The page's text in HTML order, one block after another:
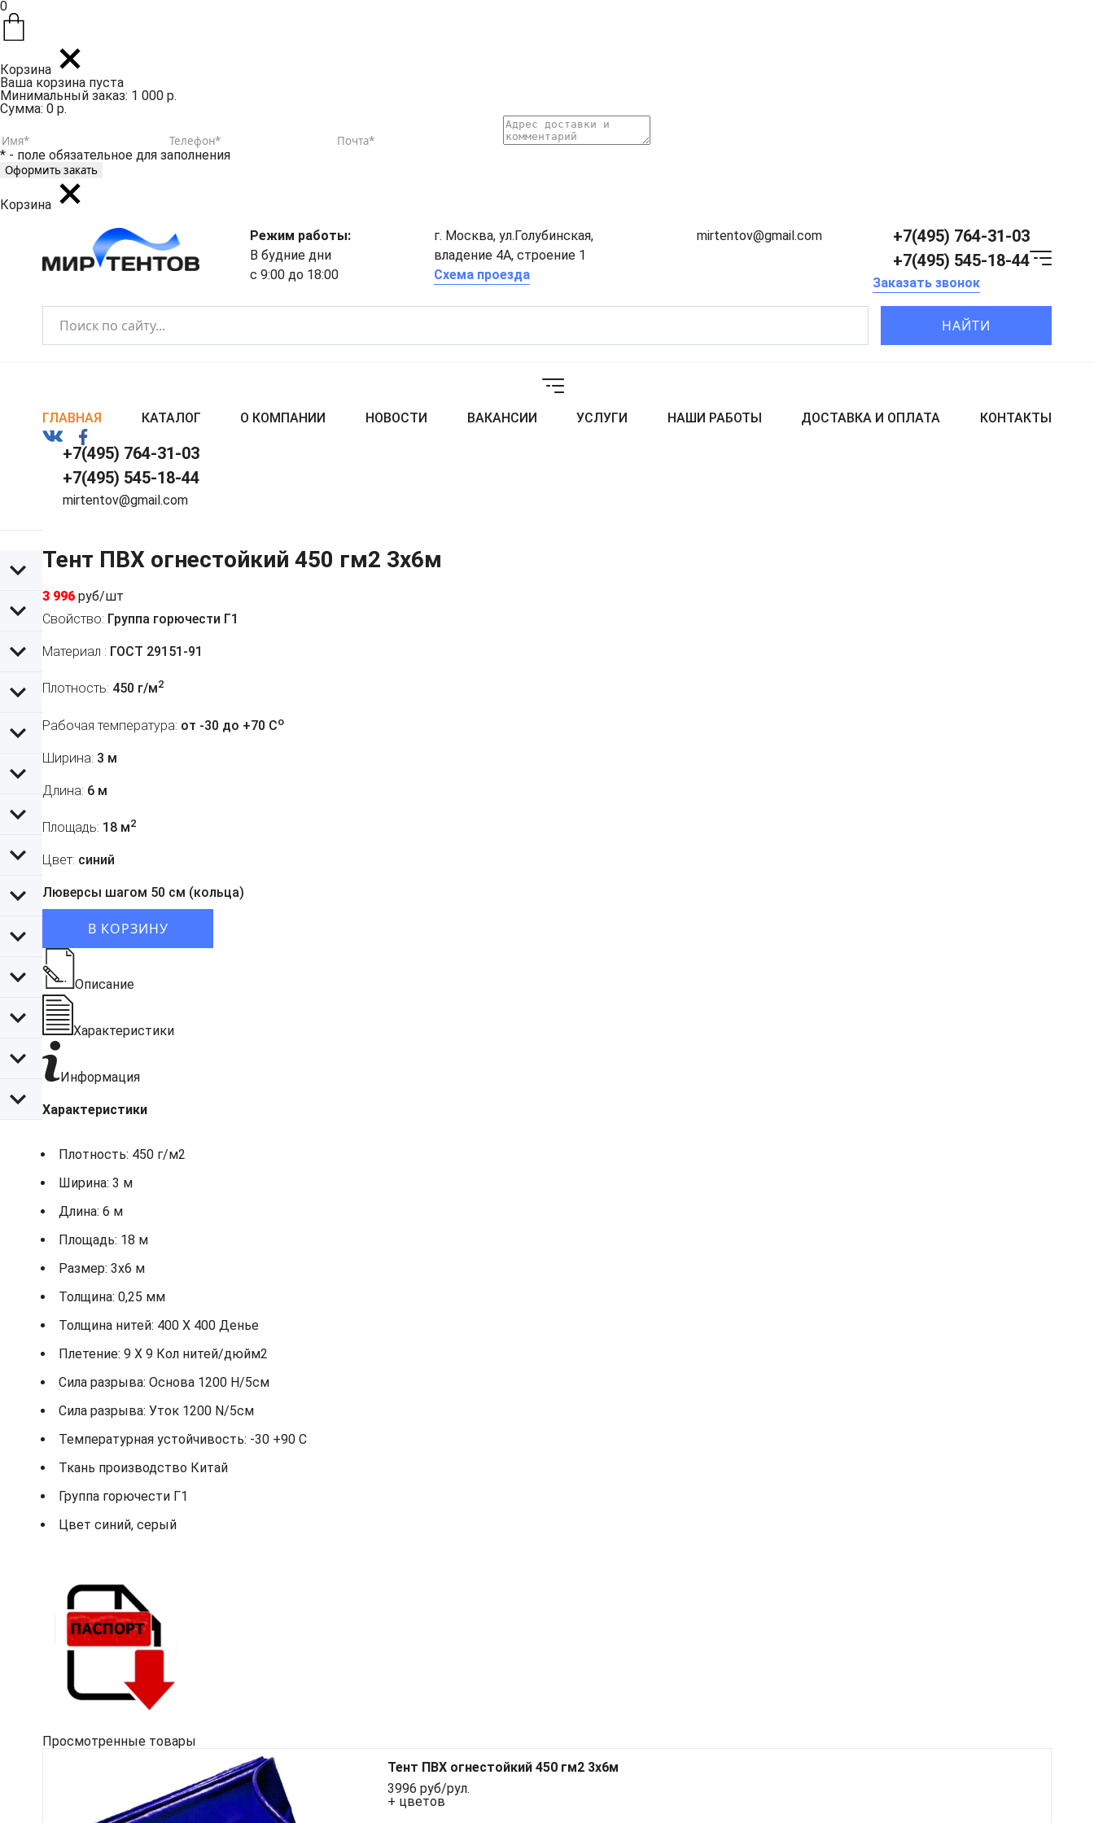
0
Корзина
Ваша корзина пуста
Минимальный заказ: 1 000 р.
Сумма: 0 р.
* - поле обязательное для заполнения
Корзина
Режим работы:
В будние дни
с 9:00 до 18:00
г. Москва, ул.Голубинская,
владение 4А, строение 1
Схема проезда
mirtentov@gmail.com
+7(495) 764-31-03
+7(495) 545-18-44
Заказать звонок
НАЙТИ
ГЛАВНАЯ КАТАЛОГ О КОМПАНИИ НОВОСТИ ВАКАНСИИ УСЛУГИ НАШИ РАБОТЫ ДОСТАВКА И ОПЛАТА КОНТАКТЫ
+7(495) 764-31-03
+7(495) 545-18-44
mirtentov@gmail.com
Тент ПВХ огнестойкий 450 гм2 3x6м
3 996 руб/шт
Свойство: Группа горючести Г1
Материал : ГОСТ 29151-91
Плотность: 450 г/м2
Рабочая температура: от -30 до +70 Co
Ширина: 3 м
Длина: 6 м
Площадь: 18 м2
Цвет: синий
Люверсы шагом 50 см (кольца)
В КОРЗИНУ
Описание
Характеристики
Информация
Характеристики
Плотность: 450 г/м2
Ширина: 3 м
Длина: 6 м
Площадь: 18 м
Размер: 3х6 м
Толщина: 0,25 мм
Толщина нитей: 400 X 400 Денье
Плетение: 9 X 9 Кол нитей/дюйм2
Сила разрыва: Основа 1200 Н/5см
Сила разрыва: Уток 1200 N/5см
Температурная устойчивость: -30 +90 С
Ткань производство Китай
Группа горючести Г1
Цвет синий, серый
Просмотренные товары
Тент ПВХ огнестойкий 450 гм2 3x6м
3996 руб/рул.
+ цветов